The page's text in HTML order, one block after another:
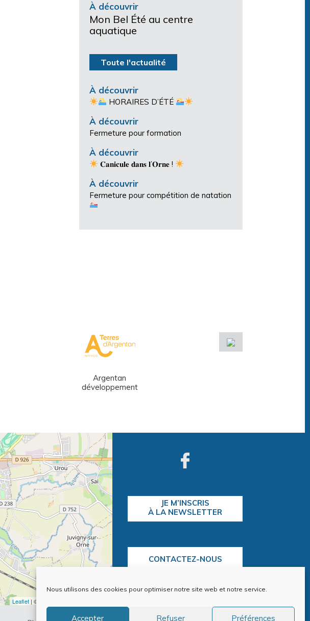
Nous utilisons des cookies pour optimiser notre site web et notre service.
Accepter Refuser Préférences
À découvrir
Mon Bel Été au centre
aquatique
Toute l'actualité
À découvrir
HORAIRES D’ÉTÉ
À découvrir
Fermeture pour formation
À découvrir
𝐂𝐚𝐧𝐢𝐜𝐮𝐥𝐞 𝐝𝐚𝐧𝐬 𝐥’𝐎𝐫𝐧𝐞 !
À découvrir
Fermeture pour compétition de natation
Argentan
développement
Leaflet| ©
JE M’INSCRIS
À LA NEWSLETTER
CONTACTEZ-NOUS